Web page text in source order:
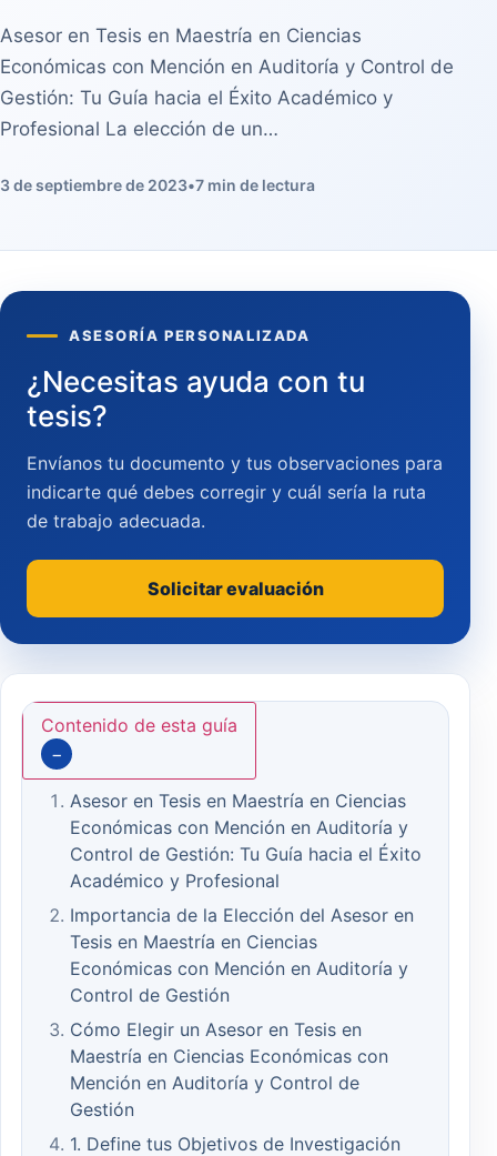
Asesor en Tesis en Maestría en Ciencias
Económicas con Mención en Auditoría y Control de
Gestión: Tu Guía hacia el Éxito Académico y
Profesional La elección de un…
3 de septiembre de 2023•7 min de lectura
Contenido de esta guía
−
Asesor en Tesis en Maestría en Ciencias
Económicas con Mención en Auditoría y
Control de Gestión: Tu Guía hacia el Éxito
Académico y Profesional
Importancia de la Elección del Asesor en
Tesis en Maestría en Ciencias
Económicas con Mención en Auditoría y
Control de Gestión
Cómo Elegir un Asesor en Tesis en
Maestría en Ciencias Económicas con
Mención en Auditoría y Control de
Gestión
1. Define tus Objetivos de Investigación
ASESORÍA PERSONALIZADA
¿Necesitas ayuda con tu
tesis?
Envíanos tu documento y tus observaciones para
indicarte qué debes corregir y cuál sería la ruta
de trabajo adecuada.
Solicitar evaluación